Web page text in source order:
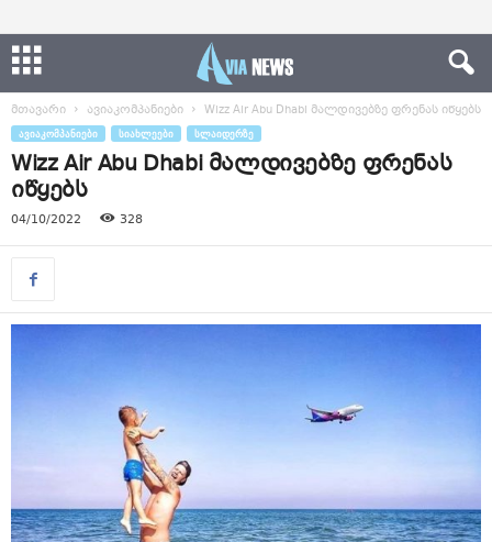
მთავარი ავიაკომპანიები Wizz Air Abu Dhabi მალდივებზე ფრენას იწყებს
ᲐᲕᲘᲐᲙᲝᲛᲞᲐᲜᲘᲔᲑᲘ ᲡᲘᲐᲮᲚᲔᲔᲑᲘ ᲡᲚᲐᲘᲓᲔᲠᲖᲔ
Wizz Air Abu Dhabi მალდივებზე ფრენას
იწყებს
04/10/2022 328